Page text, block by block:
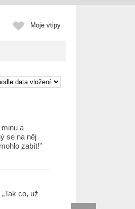
Moje vtipy
a
se na něj
zabít!"
co, už